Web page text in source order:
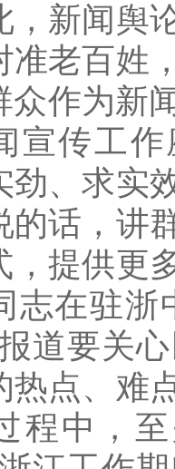
，新闻舆
准老百姓
众作为新
宣传工
劲、求实
的话，讲
，提供更
志在驻浙
道要关
热点、难
程中，